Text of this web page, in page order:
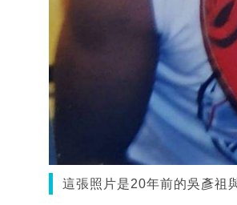
這張照片是20年前的吳彥祖